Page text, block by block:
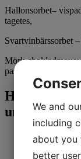
Hallonsorbet–
tagetes,
Svartvinbärssorbet
Mörk
passionsfruktssirap
Here’s how
unfold:
Arrival and
Ceremony:
We and
including
about you
better